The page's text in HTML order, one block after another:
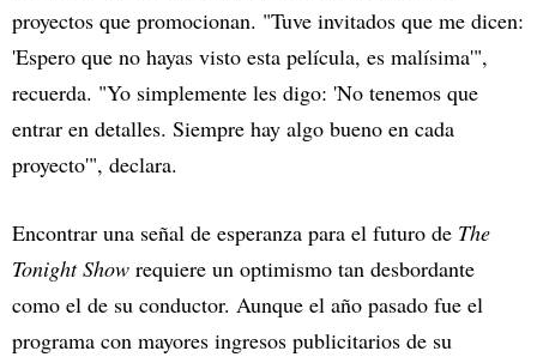
proyectos que promocionan. "Tuve invitados que me dicen:
'Espero que no hayas visto esta película, es malísima'",
recuerda. "Yo simplemente les digo: 'No tenemos que
entrar en detalles. Siempre hay algo bueno en cada
proyecto'", declara.
Encontrar una señal de esperanza para el futuro de The
Tonight Show requiere un optimismo tan desbordante
como el de su conductor. Aunque el año pasado fue el
programa con mayores ingresos publicitarios de su